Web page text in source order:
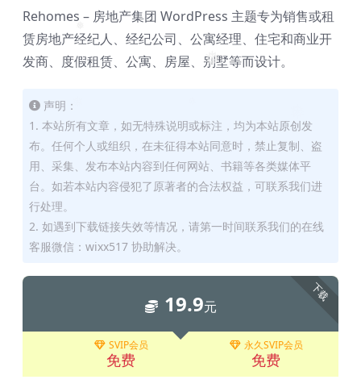
❅
❅
Rehomes – 房地产集团 WordPress 主题专为销售或租
赁房地产经纪人、经纪公司、公寓经理、住宅和商业开
发商、度假租赁、公寓、房屋、别墅等而设计。
声明：
1. 本站所有文章，如无特殊说明或标注，均为本站原创发
布。任何个人或组织，在未征得本站同意时，禁止复制、盗
用、采集、发布本站内容到任何网站、书籍等各类媒体平
台。如若本站内容侵犯了原著者的合法权益，可联系我们进
行处理。
2. 如遇到下载链接失效等情况，请第一时间联系我们的在线
客服微信：wixx517 协助解决。
下载
19.9元
SVIP会员
免费
永久SVIP会员
免费